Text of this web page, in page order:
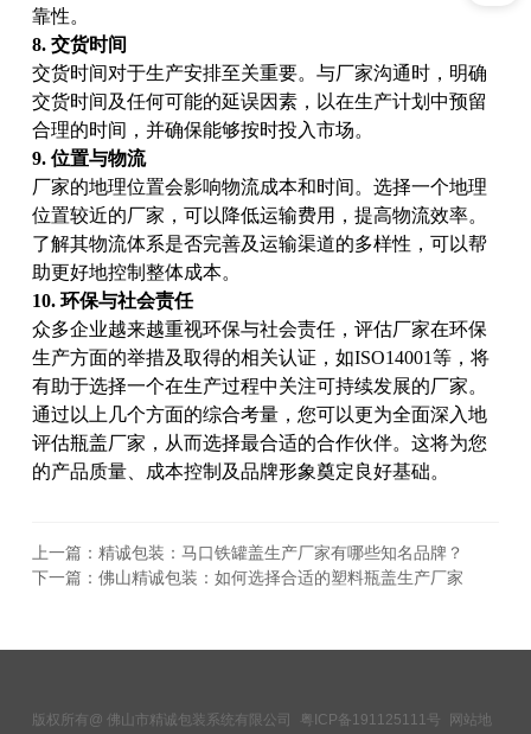
靠性。
8. 交货时间
交货时间对于生产安排至关重要。与厂家沟通时，明确
交货时间及任何可能的延误因素，以在生产计划中预留
合理的时间，并确保能够按时投入市场。
9. 位置与物流
厂家的地理位置会影响物流成本和时间。选择一个地理
位置较近的厂家，可以降低运输费用，提高物流效率。
了解其物流体系是否完善及运输渠道的多样性，可以帮
助更好地控制整体成本。
10. 环保与社会责任
众多企业越来越重视环保与社会责任，评估厂家在环保
生产方面的举措及取得的相关认证，如ISO14001等，将
有助于选择一个在生产过程中关注可持续发展的厂家。
通过以上几个方面的综合考量，您可以更为全面深入地
评估瓶盖厂家，从而选择最合适的合作伙伴。这将为您
的产品质量、成本控制及品牌形象奠定良好基础。
上一篇：精诚包装：马口铁罐盖生产厂家有哪些知名品牌？
下一篇：佛山精诚包装：如何选择合适的塑料瓶盖生产厂家
版权所有@ 佛山市精诚包装系统有限公司 粤ICP备191125111号
网站地